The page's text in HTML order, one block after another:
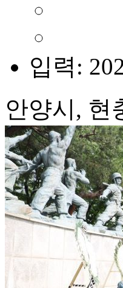
입력:
안양시, 현